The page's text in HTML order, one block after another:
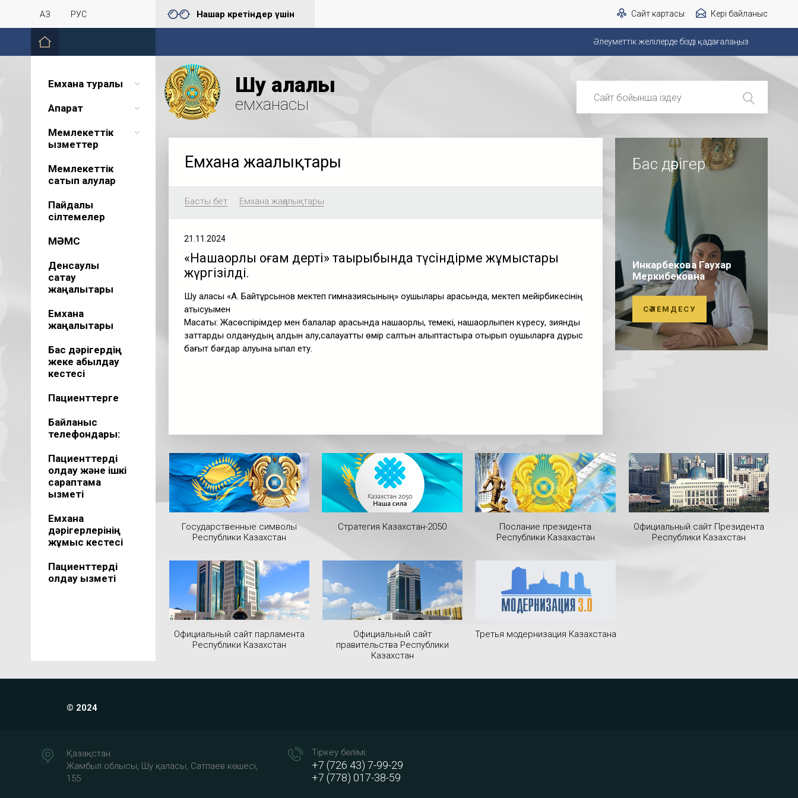
ҚАЗ РУС Нашар көретіндер үшін Сайт картасы Кері байланыс
Әлеуметтік желілерде бізді қадағалаңыз
Емхана туралы
Ақпарат
Мемлекеттік
қызметтер
Мемлекеттік
сатып алулар
Пайдалы
сілтемелер
МӘМС
Денсаулық
сақтау
жаңалықтары
Емхана
жаңалықтары
Бас дәрігердің
жеке қабылдау
кестесі
Пациенттерге
Байланыс
телефондары:
Пациенттерді
қолдау және ішкі
сараптама
қызметі
Емхана
дәрігерлерінің
жұмыс кестесі
Пациенттерді
қолдау қызметі
Шу қалалық
емханасы
Емхана жаңалықтары
Басты бет Емхана жаңалықтары
21.11.2024
«Нашақорлық қоғам дерті» тақырыбында түсіндірме жұмыстары
жүргізілді.
Шу қаласы «А. Байтұрсынов мектеп гимназиясының» оқушылары арасында, мектеп мейірбикесінің
қатысуымен
Мақсаты: Жасөспірімдер мен балалар арасында нашақорлық, темекі, нашақорлықпен күресу, зиянды
заттарды қолданудың алдын алу,салауатты өмір салтын қалыптастыра отырып оқушыларға дұрыс
бағыт бағдар алуына ықпал ету.
Бас дәрігер
Инкарбекова Гаухар
Меркибековна
СӘЛЕМДЕСУ
Государственные символы
Республики Казахстан
Стратегия Казахстан-2050
Послание президента
Республики Казахастан
Официальный сайт Президента
Республики Казахстан
Официальный сайт парламента
Республики Казахстан
Официальный сайт
правительства Республики
Казахстан
Третья модернизация Казахстана
© 2024
Қазақстан
Жамбыл облысы, Шу қаласы, Сатпаев көшесі,
155
Тіркеу бөлімі:
+7 (726 43) 7-99-29
+7 (778) 017-38-59